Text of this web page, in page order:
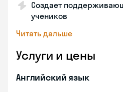
Создает
учеников
Читать дальше
Услуги и цены
Английский язык